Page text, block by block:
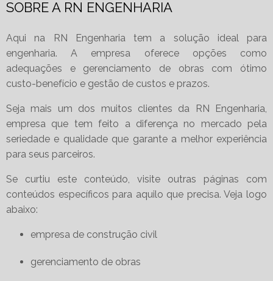
SOBRE A RN ENGENHARIA
Aqui na RN Engenharia tem a solução ideal para
engenharia. A empresa oferece opções como
adequações e gerenciamento de obras com ótimo
custo-benefício e gestão de custos e prazos.
Seja mais um dos muitos clientes da RN Engenharia,
empresa que tem feito a diferença no mercado pela
seriedade e qualidade que garante a melhor experiência
para seus parceiros.
Se curtiu este conteúdo, visite outras páginas com
conteúdos específicos para aquilo que precisa. Veja logo
abaixo:
empresa de construção civil
gerenciamento de obras